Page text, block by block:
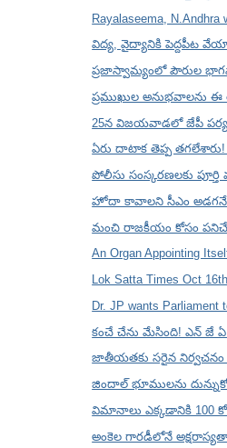
Rayalaseema, N.Andhra
విద్య, వైద్యానికి పెద్దపీట
ప్రజాస్వామ్యంలో పౌరుల
ప్రముఖుల అనుభవాలను
25న విజయవాడలో జేపీ
ఏరు దాటాక తెప్ప
పోలీసు సంస్కరణలకు
హోదా కావాలని సీఎం
మంచి రాజకీయం కోసం
An Organ Appointing
Lok Satta Times Oct
Dr. JP wants Parliament
కంచే చేను మేసింది! ఎన్ జే ఏ
జాతీయతకు సరైన నిర్వచనం
జిందాల్ భూములను
విమానాలు ఎక్కడానికి 100
అంకెల గారడీలోనే